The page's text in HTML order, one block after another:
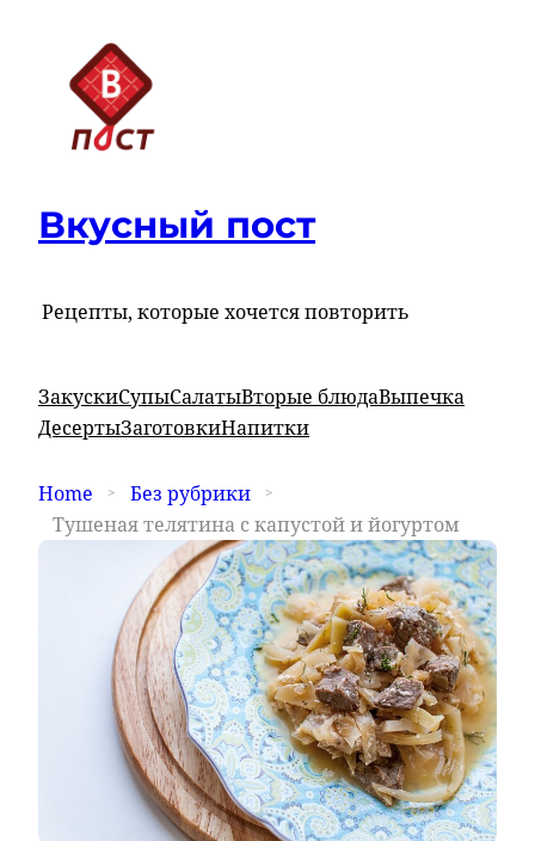
Вкусный пост
Рецепты, которые хочется повторить
ЗакускиСупыСалатыВторые блюдаВыпечка
ДесертыЗаготовкиНапитки
Home
Без рубрики
Тушеная телятина с капустой и йогуртом